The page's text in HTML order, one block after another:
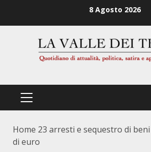
8 Agosto 2026
PRIMÄRES
Home 23 arresti e sequestro di
di euro